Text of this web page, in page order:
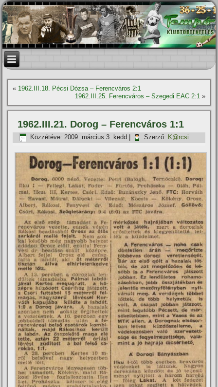
« 1962.III.18. Pécsi Dózsa – Ferencváros 2:1
1962.III.25. Ferencváros – Szegedi EAC 2:1»
1962.III.21. Dorog – Ferencváros 1:1
Közzétéve: 2009. március 3. kedd Szerző: K@rcsi